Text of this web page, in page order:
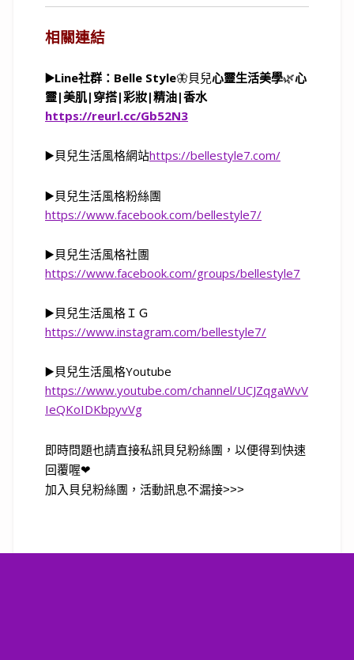
相關連結
▶️Line社群：Belle Style🦋貝兒心靈生活美學🌿心
靈|美肌|穿搭|彩妝|精油|香水
https://reurl.cc/Gb52N3
▶️貝兒生活風格網站https://bellestyle7.com/
▶️貝兒生活風格粉絲團
https://www.facebook.com/bellestyle7/
▶️貝兒生活風格社團
https://www.facebook.com/groups/bellestyle7
▶️貝兒生活風格ＩＧ
https://www.instagram.com/bellestyle7/
▶️貝兒生活風格Youtube
https://www.youtube.com/channel/UCJZqgaWvV
IeQKoIDKbpyvVg
即時問題也請直接私訊貝兒粉絲團，以便得到快速
回覆喔❤
加入貝兒粉絲團，活動訊息不漏接>>>